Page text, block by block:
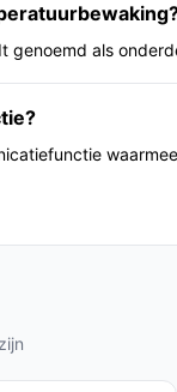
nodig
afstanden wilt
is. Als je
instapsets,
Vergelijk
Kies een
genoemd als